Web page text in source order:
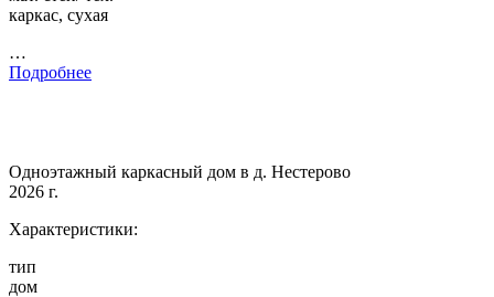
каркас, сухая
…
Подробнее
Одноэтажный каркасный дом в д. Нестерово
2026 г.
Характеристики:
тип
дом